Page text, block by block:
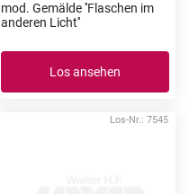
mod. Gemälde ''Flaschen im
anderen Licht''
Los ansehen
Los-Nr.: 7545